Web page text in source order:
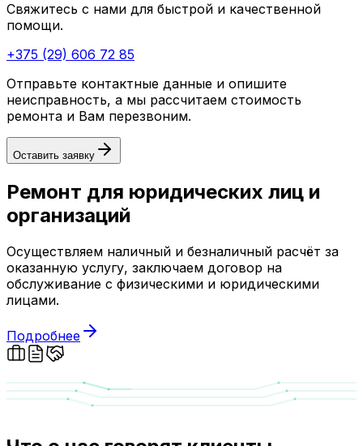
Свяжитесь с нами для быстрой и качественной
помощи.
+375 (29) 606 72 85
Отправьте контактные данные и опишите
неисправность, а мы рассчитаем стоимость
ремонта и Вам перезвоним.
Оставить заявку
Ремонт для юридических лиц и
организаций
Осуществляем наличный и безналичный расчёт за
оказанную услугу, заключаем договор на
обслуживание с физическими и юридическими
лицами.
Подробнее